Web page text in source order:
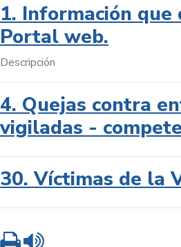
1. Información que
Portal web.
Descripción
4. Quejas contra
vigiladas -
30. Víctimas de la
Imprimir